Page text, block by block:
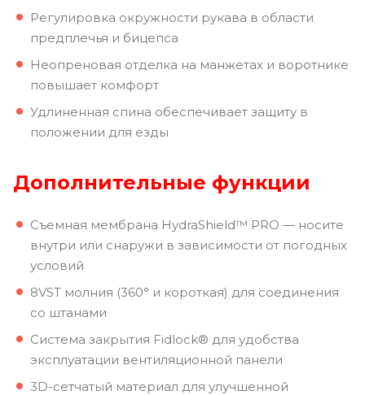
Регулировка окружности рукава в области
предплечья и бицепса
Неопреновая отделка на манжетах и ​​воротнике
повышает комфорт
Удлиненная спина обеспечивает защиту в
положении для езды
Дополнительные функции
Съемная мембрана HydraShield™ PRO — носите
внутри или снаружи в зависимости от погодных
условий
8VST молния (360° и короткая) для соединения
со штанами
Система закрытия Fidlock® для удобства
эксплуатации вентиляционной панели
3D-сетчатый материал для улучшенной